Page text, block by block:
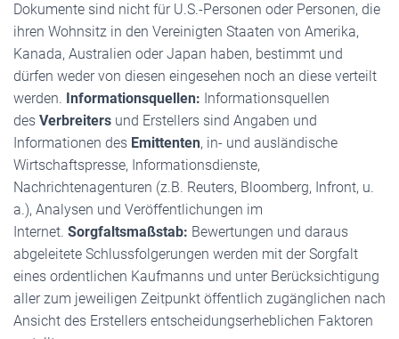
Dokumente sind nicht für U.S.-Personen oder Personen, die
ihren Wohnsitz in den Vereinigten Staaten von Amerika,
Kanada, Australien oder Japan haben, bestimmt und
dürfen weder von diesen eingesehen noch an diese verteilt
werden. Informationsquellen: Informationsquellen
des Verbreiters und Erstellers sind Angaben und
Informationen des Emittenten, in- und ausländische
Wirtschaftspresse, Informationsdienste,
Nachrichtenagenturen (z.B. Reuters, Bloomberg, Infront, u.
a.), Analysen und Veröffentlichungen im
Internet. Sorgfaltsmaßstab: Bewertungen und daraus
abgeleitete Schlussfolgerungen werden mit der Sorgfalt
eines ordentlichen Kaufmanns und unter Berücksichtigung
aller zum jeweiligen Zeitpunkt öffentlich zugänglichen nach
Ansicht des Erstellers entscheidungserheblichen Faktoren